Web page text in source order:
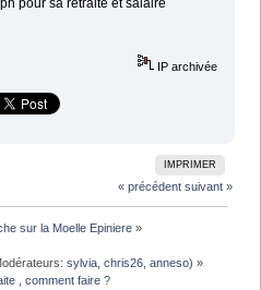
IP archivée
IMPRIMER
« précédent suivant »
sur la Moelle Epiniere »
sylvia ,chris26 ,anneso) »
, comment faire ?